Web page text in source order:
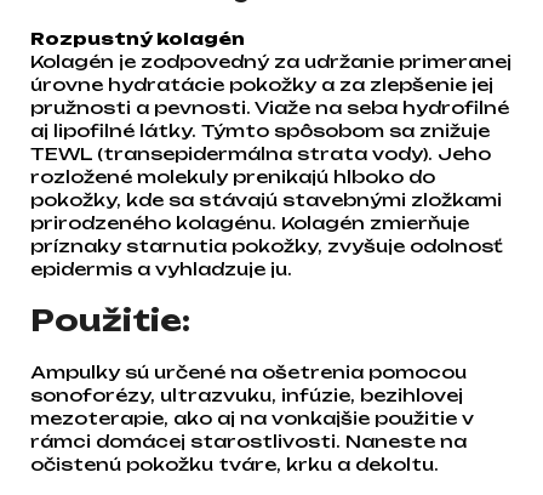
Rozpustný kolagén
Kolagén je zodpovedný za udržanie primeranej
úrovne hydratácie pokožky a za zlepšenie jej
pružnosti a pevnosti. Viaže na seba hydrofilné
aj lipofilné látky. Týmto spôsobom sa znižuje
TEWL (transepidermálna strata vody). Jeho
rozložené molekuly prenikajú hlboko do
pokožky, kde sa stávajú stavebnými zložkami
prirodzeného kolagénu. Kolagén zmierňuje
príznaky starnutia pokožky, zvyšuje odolnosť
epidermis a vyhladzuje ju.
Použitie:
Ampulky sú určené na ošetrenia pomocou
sonoforézy, ultrazvuku, infúzie, bezihlovej
mezoterapie, ako aj na vonkajšie použitie v
rámci domácej starostlivosti. Naneste na
očistenú pokožku tváre, krku a dekoltu.